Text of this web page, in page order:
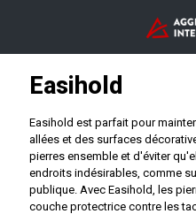
Easihold
Easihold est parfait pour
allées et des surfaces
pierres ensemble et d'éviter
endroits indésirables, comme
publique. Avec Easihold, les
couche protectrice contre les